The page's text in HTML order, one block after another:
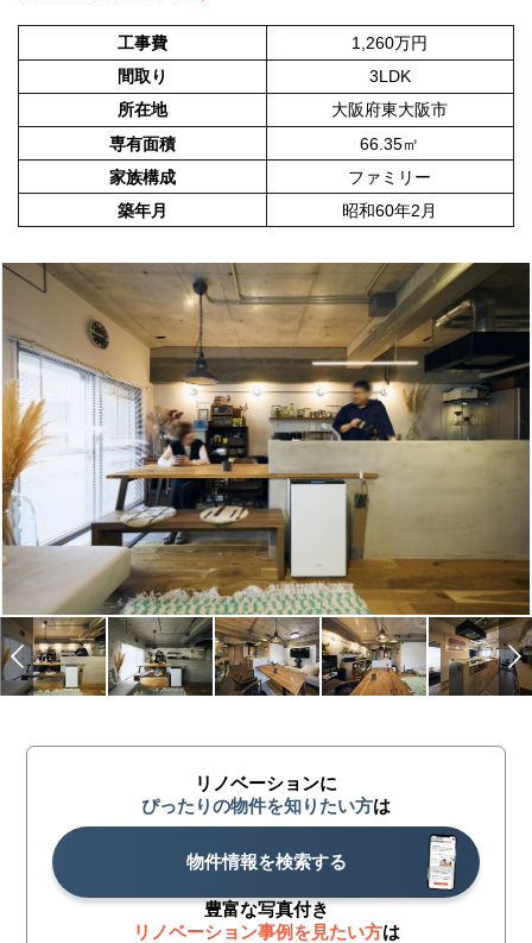
工事費
1,260万円
間取り
3LDK
所在地
大阪府東大阪市
専有面積
66.35㎡
家族構成
ファミリー
築年月
昭和60年2月
リノベーションに
ぴったりの物件を知りたい方は
物件情報を検索する
豊富な写真付き
リノベーション事例を見たい方は